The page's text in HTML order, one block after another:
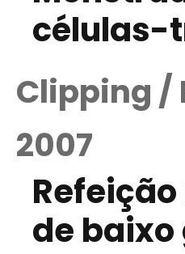
células-
Clipping /
2007
de baixo